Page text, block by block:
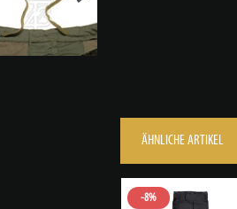
ÄHNLICHE ARTIKEL
-8%